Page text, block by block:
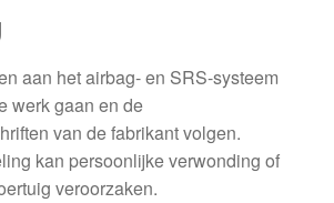
aan het airbag- en SRS-systeem
werk gaan en de
van de fabrikant volgen.
kan persoonlijke verwonding of
veroorzaken.